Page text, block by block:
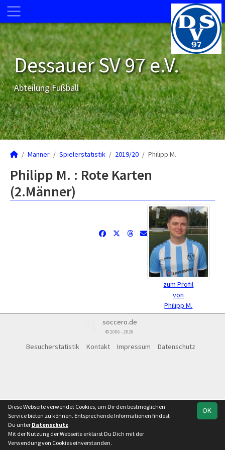
Dessauer SV 97 e.V.
Abteilung Fußball
Männer Spielerstatistik 2019/20 Philipp M.
Philipp M. : Rote Karten
(2.Männer)
zum Profil
von
Philipp M.
soccero.de
© 2006 - 2026
Besucherstatistik Kontakt Impressum Datenschutz
OK
Diese Webseite verwendet Cookies, um Dir den bestmöglichen
Service bieten zu können. Entsprechende Informationen findest
Du unter Datenschutz.
Mit der Nutzung der Webseite erklärst Du Dich mit der
Verwendung von Cookies einverstanden.